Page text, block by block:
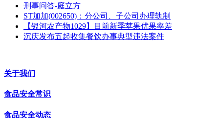
刑事问答-庭立方
ST加加(002650)：分公司、子公司办理轨制
【银河农产物1029】目前新季苹果优果率差
沉庆发布五起收集餐饮办事典型违法案件
关于我们
食品安全常识
食品安全动态